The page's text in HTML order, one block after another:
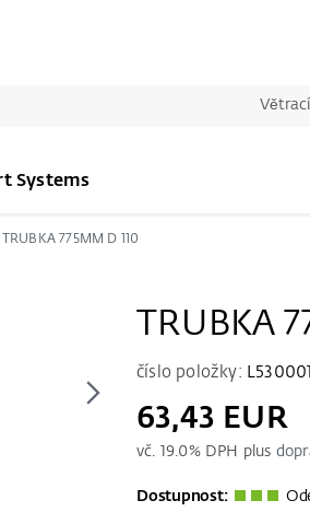
Systems
TRUBKA 775MM D 110
TRUBKA
číslo položky:
63,43 EUR
vč. 19.0% DPH plus
Dostupnost: